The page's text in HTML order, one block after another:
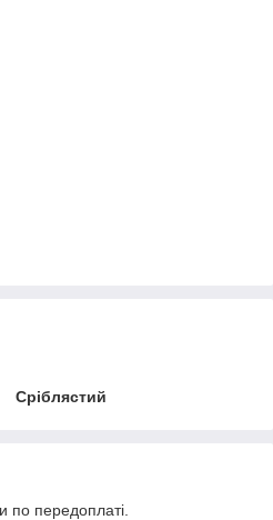
Сріблястий
по передоплаті.